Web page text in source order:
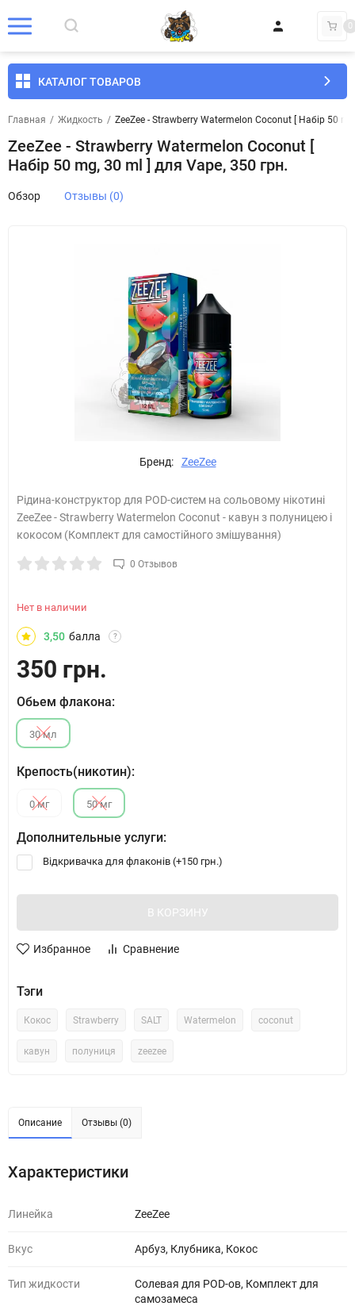
0
КАТАЛОГ ТОВАРОВ
Главная / Жидкость / ZeeZee - Strawberry Watermelon Coconut [ Набір 50
ZeeZee - Strawberry Watermelon Coconut [
Набір 50 mg, 30 ml ] для Vape, 350 грн.
Обзор Отзывы (0)
Бренд: ZeeZee
Рідина-конструктор для POD-систем на сольовому нікотині
ZeeZee - Strawberry Watermelon Coconut - кавун з полуницею і
кокосом (Комплект для самостійного змішування)
0 Отзывов
Нет в наличии
3,50 балла ?
350 грн.
Обьем флакона:
30 мл
Крепость(никотин):
0 мг 50 мг
Дополнительные услуги:
Відкривачка для флаконів (+150 грн.)
В КОРЗИНУ
Избранное Сравнение
Тэги
Кокос Strawberry SALT Watermelon coconut
кавун полуниця zeezee
Описание Отзывы (0)
Характеристики
Линейка ZeeZee
Вкус Арбуз, Клубника, Кокос
Тип жидкости
Солевая для POD-ов, Комплект для
самозамеса